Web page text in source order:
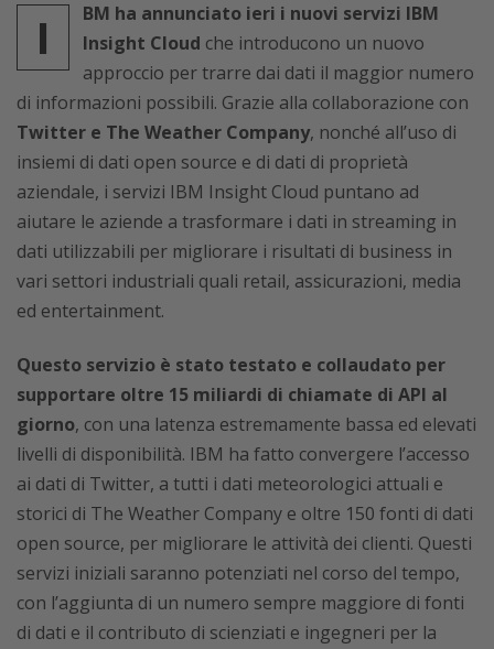
I
BM ha annunciato ieri i nuovi servizi IBM
Insight Cloud che introducono un nuovo
approccio per trarre dai dati il maggior numero
di informazioni possibili. Grazie alla collaborazione con
Twitter e The Weather Company, nonché all’uso di
insiemi di dati open source e di dati di proprietà
aziendale, i servizi IBM Insight Cloud puntano ad
aiutare le aziende a trasformare i dati in streaming in
dati utilizzabili per migliorare i risultati di business in
vari settori industriali quali retail, assicurazioni, media
ed entertainment.
Questo servizio è stato testato e collaudato per
supportare oltre 15 miliardi di chiamate di API al
giorno, con una latenza estremamente bassa ed elevati
livelli di disponibilità. IBM ha fatto convergere l’accesso
ai dati di Twitter, a tutti i dati meteorologici attuali e
storici di The Weather Company e oltre 150 fonti di dati
open source, per migliorare le attività dei clienti. Questi
servizi iniziali saranno potenziati nel corso del tempo,
con l’aggiunta di un numero sempre maggiore di fonti
di dati e il contributo di scienziati e ingegneri per la